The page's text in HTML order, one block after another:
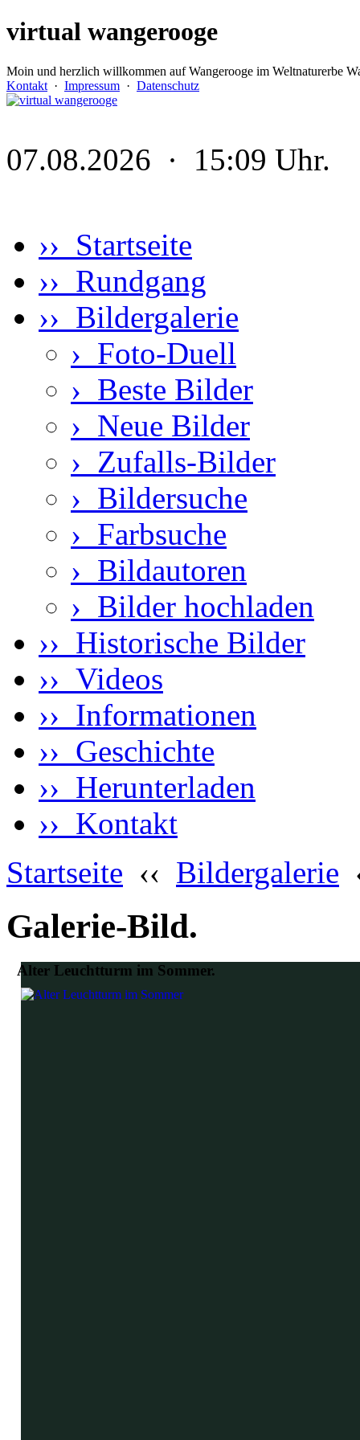
virtual wangerooge
Moin und herzlich willkommen auf Wangerooge im Weltnaturerbe
Kontakt · Impressum · Datenschutz
07.08.2026 · 15:09 Uhr.
›› Startseite
›› Rundgang
›› Bildergalerie
› Foto-Duell
› Beste Bilder
› Neue Bilder
› Zufalls-Bilder
› Bildersuche
› Farbsuche
› Bildautoren
› Bilder hochladen
›› Historische Bilder
›› Videos
›› Informationen
›› Geschichte
›› Herunterladen
›› Kontakt
Startseite ‹‹ Bildergalerie
Galerie-Bild.
Alter Leuchtturm im Sommer.